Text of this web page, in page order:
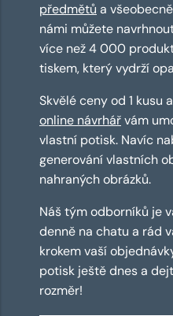
předmětů a
námi můžete
více než 4 000
tiskem, který vydrží
Skvělé ceny od 1 kusu
online návrhářvám
vlastní potisk. Navíc
generování vlastních
nahraných obrázků.
Náš tým odborníků je
denně na chatu a rád
krokem vaší
potisk ještě dnes a
rozměr!